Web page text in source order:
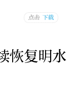
恢复明水